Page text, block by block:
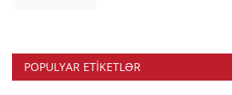
POPULYAR ETIKETLƏR